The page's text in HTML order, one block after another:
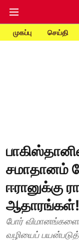
முகப்பு செய்தி
சமாதானம்
ஈரானுக்கு
ஆதாரங்கள்!
போர்
வழியைப்